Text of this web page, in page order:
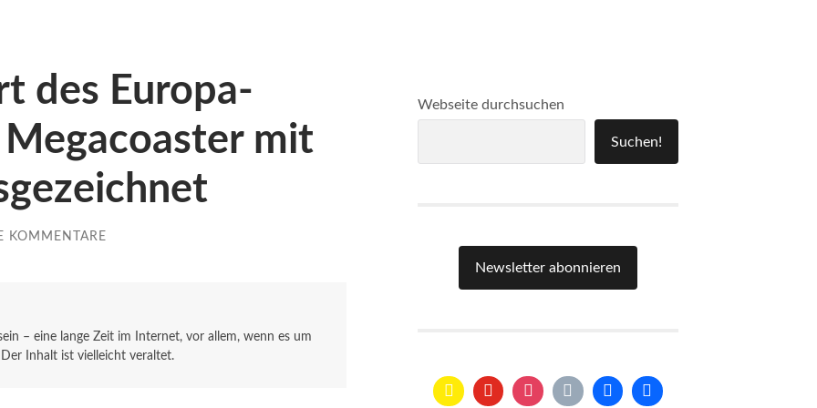
des Europa-
mit
KOMMENTARE
– eine lange Zeit im Internet, vor allem, wenn es um
Inhalt ist vielleicht veraltet.
Webseite durchsuchen
Suchen!
Newsletter abonnieren